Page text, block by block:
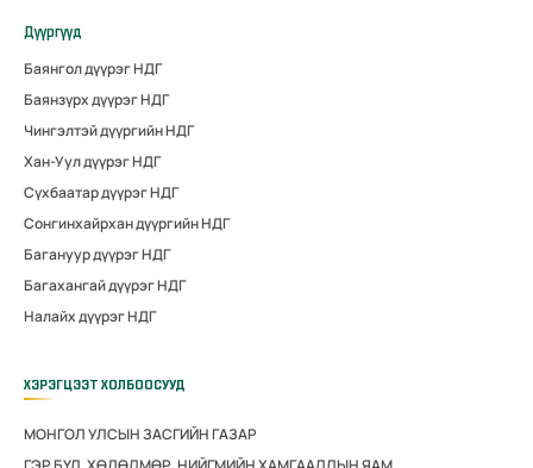
Дүүргүүд
Баянгол дүүрэг НДГ
Баянзүрх дүүрэг НДГ
Чингэлтэй дүүргийн НДГ
Хан-Уул дүүрэг НДГ
Сүхбаатар дүүрэг НДГ
Сонгинхайрхан дүүргийн НДГ
Багануур дүүрэг НДГ
Багахангай дүүрэг НДГ
Налайх дүүрэг НДГ
ХЭРЭГЦЭЭТ ХОЛБООСУУД
МОНГОЛ УЛСЫН ЗАСГИЙН ГАЗАР